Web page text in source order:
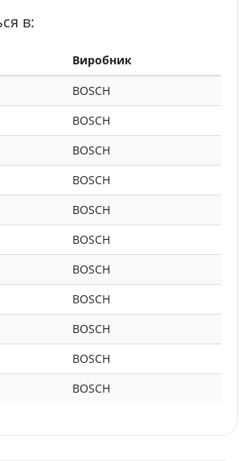
в:
Виробник
BOSCH
BOSCH
BOSCH
BOSCH
BOSCH
BOSCH
BOSCH
BOSCH
BOSCH
BOSCH
BOSCH